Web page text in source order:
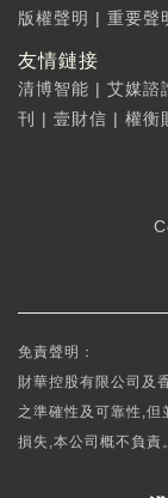
版權聲明 | 重要聲
友情鏈接
清博智能 | 艾媒諮
刊
| 壹財信 | 權衡
免責聲明：
財華控股有限公司及
之準確性及可靠性,但
損失,本公司概不負責。